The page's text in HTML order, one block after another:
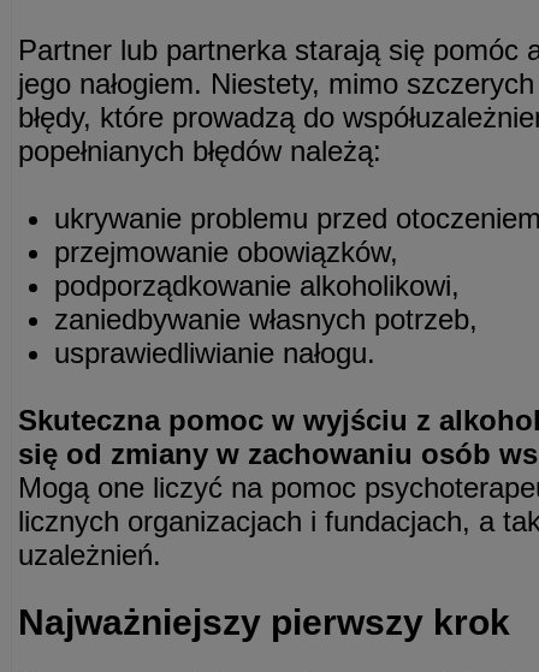
Partner lub partnerka starają się pomóc
jego nałogiem. Niestety, mimo
błędy, które prowadzą do
popełnianych błędów należą:
ukrywanie problemu przed
przejmowanie obowiązków,
podporządkowanie alkoholikowi,
zaniedbywanie własnych potrzeb,
usprawiedliwianie nałogu.
Skuteczna pomoc w wyjściu z
się od zmiany w zachowaniu osób
Mogą one liczyć na pomoc
licznych organizacjach i fundacjach, a
uzależnień.
Najważniejszy pierwszy krok